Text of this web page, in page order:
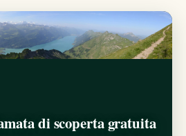
di scoperta gratuita